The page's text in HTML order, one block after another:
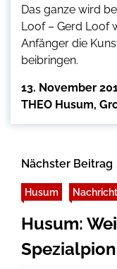
Das ganze wird
Loof – Gerd Loof
Anfänger die
beibringen.
13. November
THEO Husum,
Nächster Beitrag
Husum
Husum: